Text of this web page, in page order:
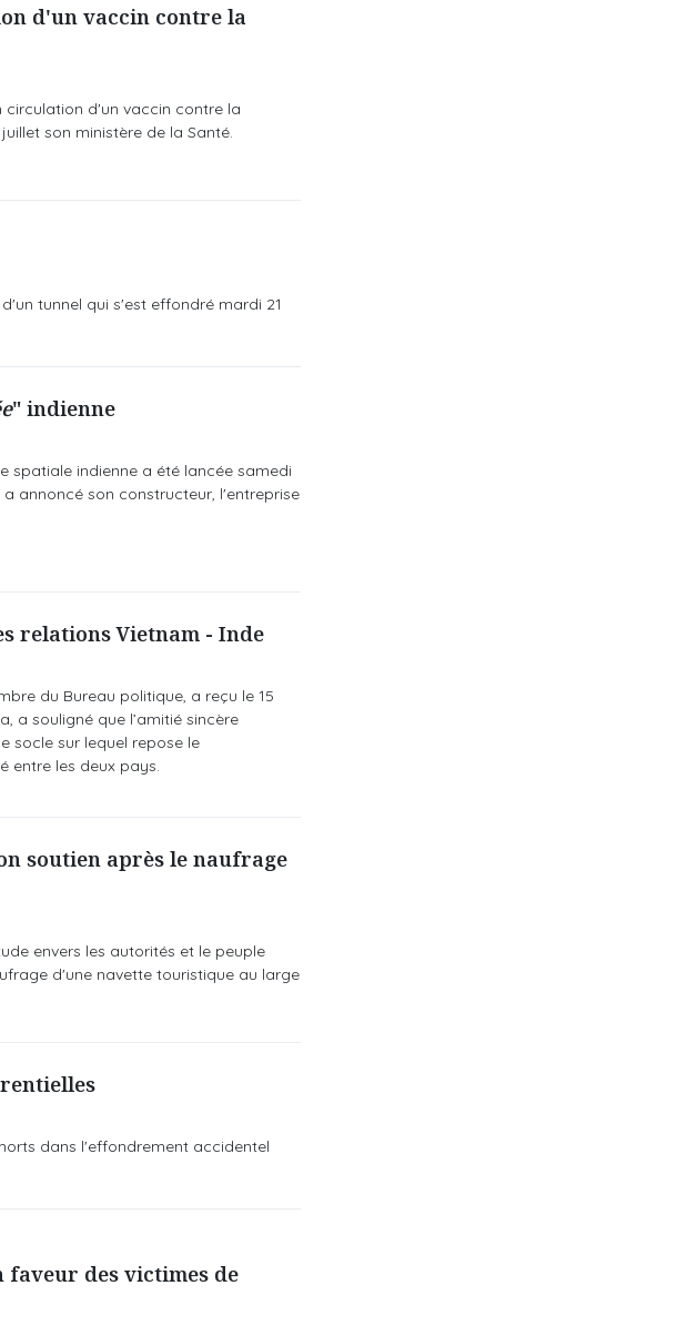
d'un vaccin contre la
circulation d'un vaccin contre la
son ministère de la Santé.
tunnel qui s'est effondré mardi 21
" indienne
spatiale indienne a été lancée samedi
annoncé son constructeur, l'entreprise
relations Vietnam - Inde
du Bureau politique, a reçu le 15
a souligné que l’amitié sincère
socle sur lequel repose le
entre les deux pays.
soutien après le naufrage
envers les autorités et le peuple
d'une navette touristique au large
dans l'effondrement accidentel
faveur des victimes de